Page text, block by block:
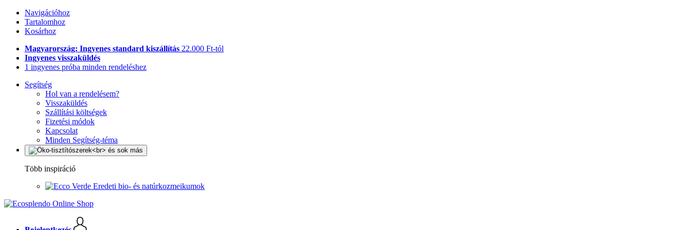
Navigációhoz
Tartalomhoz
Kosárhoz
Magyarország: Ingyenes standard kiszállítás 22.000 Ft-tól
Ingyenes visszaküldés
1 ingyenes próba minden rendeléshez
Segítség
Hol van a rendelésem?
Visszaküldés
Szállítási költségek
Fizetési módok
Kapcsolat
Minden Segítség-téma
Több inspiráció
Eredeti bio- és natúrkozmeikumok